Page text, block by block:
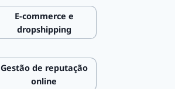
E-commerce e
dropshipping
Gestão de reputação
online